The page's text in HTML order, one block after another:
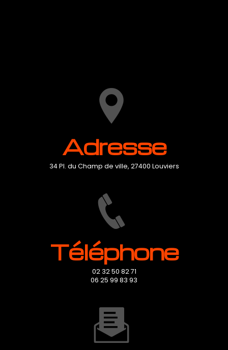
Adresse
34 Pl. du Champ de ville, 27400 Louviers
Téléphone
02 32 50 82 71
06 25 99 83 93